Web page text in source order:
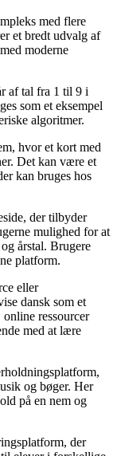
med flere
et bredt udvalg af
moderne
af tal fra 1 til 9 i
som et eksempel
algoritmer.
hvor et kort med
Det kan være et
kan bruges hos
der tilbyder
mulighed for at
årstal. Brugere
platform.
eller
dansk som et
ressourcer
med at lære
og bøger. Her
på en nem og
der